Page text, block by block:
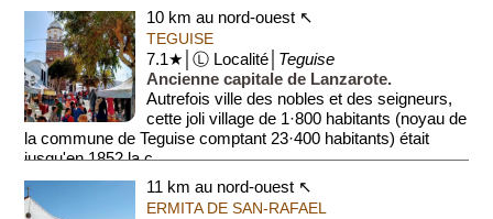
10 km au nord-ouest ↖
TEGUISE
7.1★│Ⓛ Localité│ Teguise
Ancienne capitale de Lanzarote.
Autrefois ville des nobles et des seigneurs,
cette joli village de 1·800 habitants (noyau de
la commune de Teguise comptant 23·400 habitants) était
jusqu'en 1852 la c...
11 km au nord-ouest ↖
ERMITA DE SAN-RAFAEL